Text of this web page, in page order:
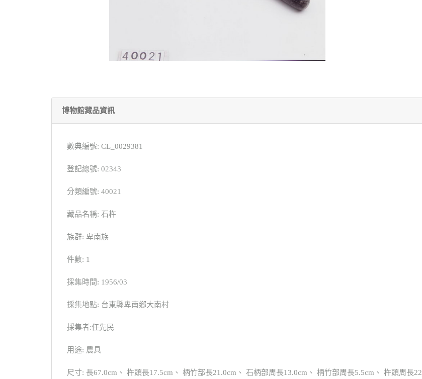
博物館藏品資訊
數典編號: CL_0029381
登記總號: 02343
分類編號: 40021
藏品名稱: 石杵
族群: 卑南族
件數: 1
採集時間: 1956/03
採集地點: 台東縣卑南鄉大南村
採集者:任先民
用途: 農具
尺寸: 長67.0cm、 杵頭長17.5cm、 柄竹部長21.0cm、 石柄部周長13.0cm、 柄竹部周長5.5cm、 杵頭周長